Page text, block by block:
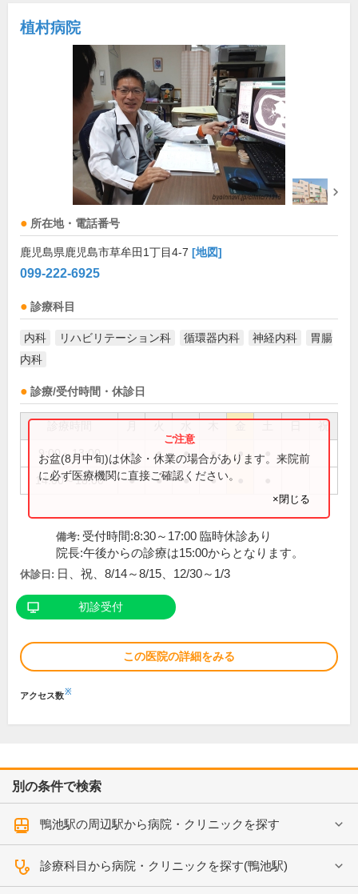
植村病院
所在地・電話番号
鹿児島県鹿児島市草牟田1丁目4-7 [地図]
099-222-6925
診療科目
内科 リハビリテーション科 循環器内科 神経内科
胃腸
内科
診療/受付時間・休診日
祝
9:00～13:00 ● ● ● ● ●
14:00～18:00 ● ● ● ●
お盆(8月中旬)は休診・休業の場合があります。来院前
に必ず医療機関に直接ご確認ください。
×閉じる
備考: 受付時間:8:30～17:00 臨時休診あり
院長:午後からの診療は15:00からとなります。
休診日: 日、祝、8/14～8/15、12/30～1/3
初診受付
この医院の詳細をみる
アクセス数※
別の条件で検索
鴨池駅の周辺駅から病院・クリニックを探す
診療科目から病院・クリニックを探す(鴨池駅)